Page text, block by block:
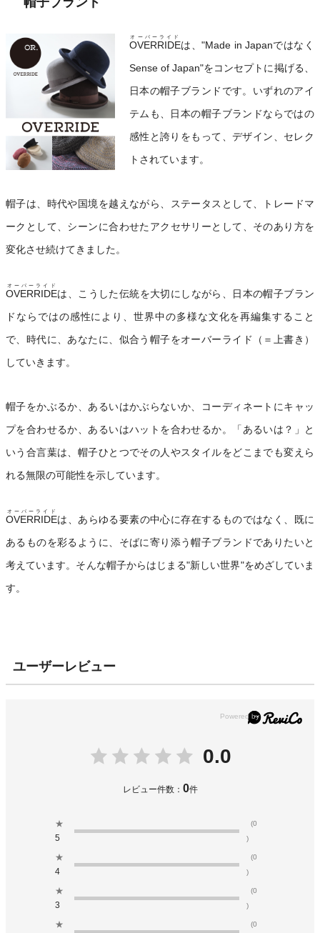
OVERRIDE
オーバーライド
は、"Made in Japanではなく
Sense of Japan"をコンセプトに掲げる、
日本の帽子ブランドです。いずれのアイ
テムも、日本の帽子ブランドならではの
感性と誇りをもって、デザイン、セレク
トされています。
帽子は、時代や国境を越えながら、ステータスとして、トレードマ
ークとして、シーンに合わせたアクセサリーとして、そのあり方を
変化させ続けてきました。
OVERRIDE
オーバーライド
は、こうした伝統を大切にしながら、日本の帽子ブラン
ドならではの感性により、世界中の多様な文化を再編集すること
で、時代に、あなたに、似合う帽子をオーバーライド（＝上書き）
していきます。
帽子をかぶるか、あるいはかぶらないか、コーディネートにキャッ
プを合わせるか、あるいはハットを合わせるか。「あるいは？」と
いう合言葉は、帽子ひとつでその人やスタイルをどこまでも変えら
れる無限の可能性を示しています。
OVERRIDE
オーバーライド
は、あらゆる要素の中心に存在するものではなく、既に
あるものを彩るように、そばに寄り添う帽子ブランドでありたいと
考えています。そんな帽子からはじまる"新しい世界"をめざしていま
す。
ユーザーレビュー
0.0
レビュー件数： 0件
★
5
(0
)
★
4
(0
)
★
3
(0
)
★
(0